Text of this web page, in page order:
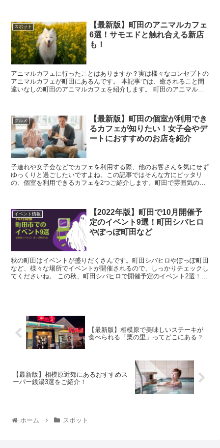
スポット
【最新版】町田のアニマルカフェ
6選！サモエドと触れ合える新店
も！
アニマルカフェに行ったことはありますか？実は様々なコンセプトの
アニマルカフェが町田にあるんです。 本記事では、癒されること間
違いなしの町田のアニマルカフェを紹介します。 町田のアニマルカ
グルメ
【最新版】町田の個室が利用でき
るカフェが知りたい！女子会やデ
ートにおすすめのお店を紹介
子連れや女子会などでカフェを利用する際、他のお客さんを気にせず
ゆっくりと過ごしたいですよね。この記事ではそんな方にピッタリ
の、個室を利用できるカフェを2つご紹介します。町田で雰囲気のい
イベント情報
【2022年版】町田で10月開催予
定のイベント9選！町田シバヒロ
やぽっぽ町田など
秋の町田はイベントが盛りだくさんです。町田シバヒロやぽっぽ町田
など、様々な場所でイベントが開催されるので、しっかりチェックし
てくださいね。 この秋、町田シバヒロで開催予定のイベント2選！野
【最新版】相模原で美味しいステーキが
食べられる「栗の里」ってどこにある？
【最新版】相模原近郊にあるおすすめス
ーパー銭湯3選をご紹介！
ホーム スポット